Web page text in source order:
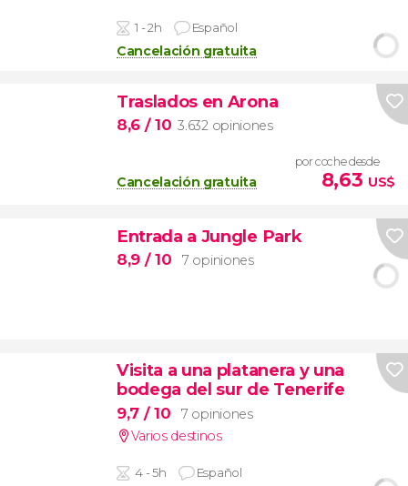
1 - 2h Español
Cancelación gratuita
Traslados en Arona
8,6 / 10 3.632 opiniones
Cancelación gratuita
por coche desde
8,63 US$
Entrada a Jungle Park
8,9 / 10 7 opiniones
Visita a una platanera y una
bodega del sur de Tenerife
9,7 / 10
7 opiniones
Varios destinos
4 - 5h Español